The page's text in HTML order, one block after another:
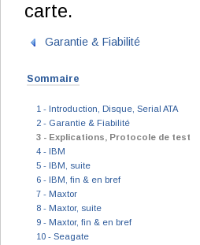
carte.
Garantie & Fiabilité
Sommaire
1 - Introduction, Disque, Serial ATA
2 - Garantie & Fiabilité
3 - Explications, Protocole de test
4 - IBM
5 - IBM, suite
6 - IBM, fin & en bref
7 - Maxtor
8 - Maxtor, suite
9 - Maxtor, fin & en bref
10 - Seagate